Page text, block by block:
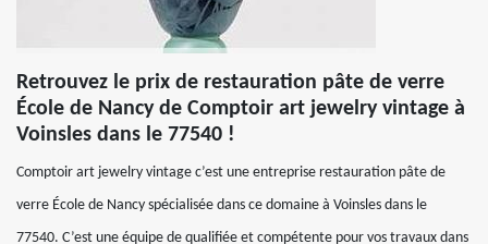
Retrouvez le prix de restauration pâte de verre
École de Nancy de Comptoir art jewelry vintage à
Voinsles dans le 77540 !
Comptoir art jewelry vintage c’est une entreprise restauration pâte de
verre École de Nancy spécialisée dans ce domaine à Voinsles dans le
77540. C’est une équipe de qualifiée et compétente pour vos travaux dans